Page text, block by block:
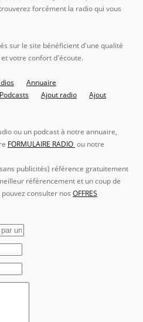
forcément la radio qui vous
sur le site bénéficient d'une qualité
votre confort d'écoute.
Annuaire
Podcasts Ajout radio
Ajout
ou un podcast à notre annuaire,
FORMULAIRE RADIO ou notre
publicités) référence gratuitement
référencement et un coup de
consulter nos OFFRES